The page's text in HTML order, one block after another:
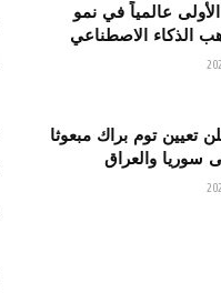
الأولى عالمياً في نمو
الذكاء الاصطناعي
تعيين توم براك مبعوثا
سوريا والعراق